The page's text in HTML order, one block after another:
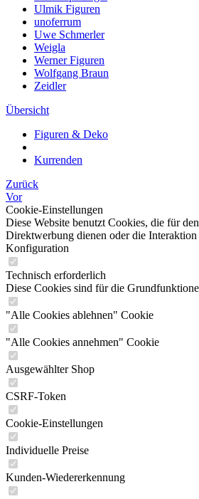
Ulmik Figuren
unoferrum
Uwe Schmerler
Weigla
Werner Figuren
Wolfgang Braun
Zeidler
Übersicht
Figuren & Deko
Kurrenden
Zurück
Vor
Cookie-Einstellungen
Diese Website benutzt Cookies, die für
Direktwerbung dienen oder die
Konfiguration
Technisch erforderlich
Diese Cookies sind für die
"Alle Cookies ablehnen" Cookie
"Alle Cookies annehmen" Cookie
Ausgewählter Shop
CSRF-Token
Cookie-Einstellungen
Individuelle Preise
Kunden-Wiedererkennung